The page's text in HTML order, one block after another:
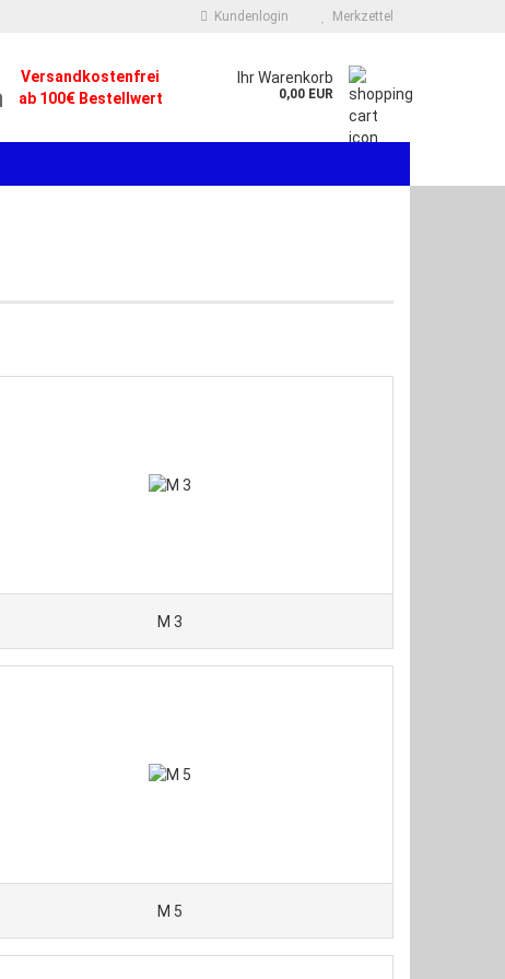
Kundenlogin Merkzettel
Versandkostenfrei
ab 100€ Bestellwert
Ihr Warenkorb
0,00 EUR
M 3
M 5